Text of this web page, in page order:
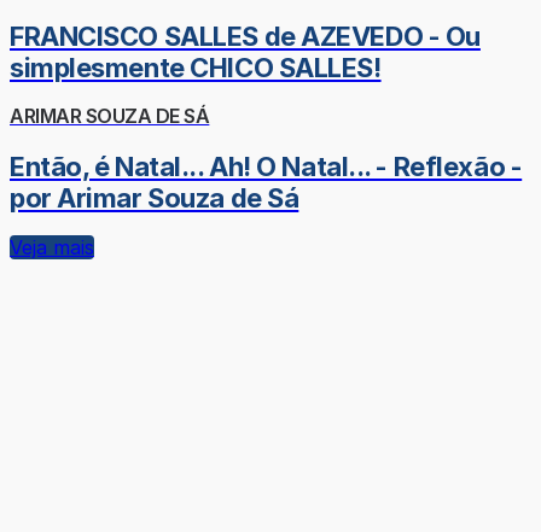
FRANCISCO SALLES de AZEVEDO - Ou
simplesmente CHICO SALLES!
ARIMAR SOUZA DE SÁ
Então, é Natal... Ah! O Natal... - Reflexão -
por Arimar Souza de Sá
Veja mais